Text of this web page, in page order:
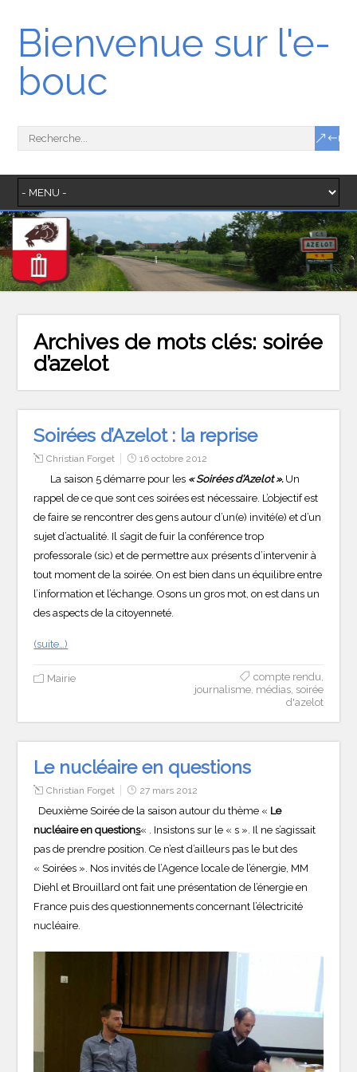
Bienvenue sur l'e-
bouc
Archives de mots clés: soirée
d’azelot
Soirées d’Azelot : la reprise
Christian Forget 16 octobre 2012
La saison 5 démarre pour les « Soirées d’Azelot ». Un
rappel de ce que sont ces soirées est nécessaire. L’objectif est
de faire se rencontrer des gens autour d’un(e) invité(e) et d’un
sujet d’actualité. Il s’agit de fuir la conférence trop
professorale (sic) et de permettre aux présents d’intervenir à
tout moment de la soirée. On est bien dans un équilibre entre
l’information et l’échange. Osons un gros mot, on est dans un
des aspects de la citoyenneté.
(suite…)
Mairie compte rendu
journalisme, médias, soirée
d'azelot
Le nucléaire en questions
Christian Forget 27 mars 2012
Deuxième Soirée de la saison autour du thème « Le
nucléaire en questions« . Insistons sur le « s ». Il ne s’agissait
pas de prendre position. Ce n’est d’ailleurs pas le but des
« Soirées ». Nos invités de l’Agence locale de l’énergie, MM
Diehl et Brouillard ont fait une présentation de l’énergie en
France puis des questionnements concernant l’électricité
nucléaire.